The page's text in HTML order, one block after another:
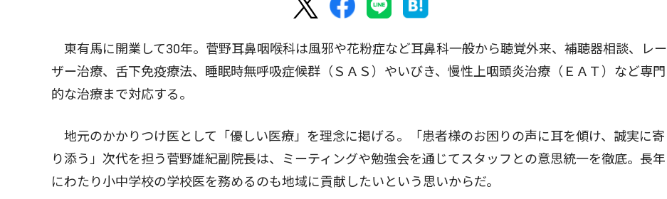
東有馬に開業して30年。菅野耳鼻咽喉科は風邪や花粉症など耳鼻科一般から聴覚外来、補聴器相談、レー
ザー治療、舌下免疫療法、睡眠時無呼吸症候群（ＳＡＳ）やいびき、慢性上咽頭炎治療（ＥＡＴ）など専門
的な治療まで対応する。
地元のかかりつけ医として「優しい医療」を理念に掲げる。「患者様のお困りの声に耳を傾け、誠実に寄
り添う」次代を担う菅野雄紀副院長は、ミーティングや勉強会を通じてスタッフとの意思統一を徹底。長年
にわたり小中学校の学校医を務めるのも地域に貢献したいという思いからだ。